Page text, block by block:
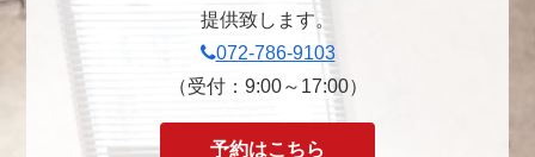
提供致します。
072-786-9103
（受付：9:00～17:00）
予約はこちら